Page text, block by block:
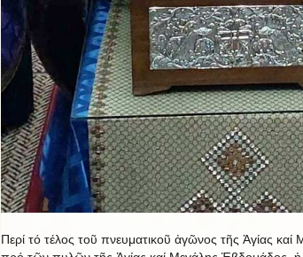
Περί τό τέλος τοῦ πνευματικοῦ ἀγῶνος τῆς Ἁγίας